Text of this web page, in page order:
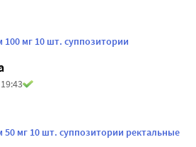
мг 10 шт. суппозитории
мг 10 шт. суппозитории ректальные